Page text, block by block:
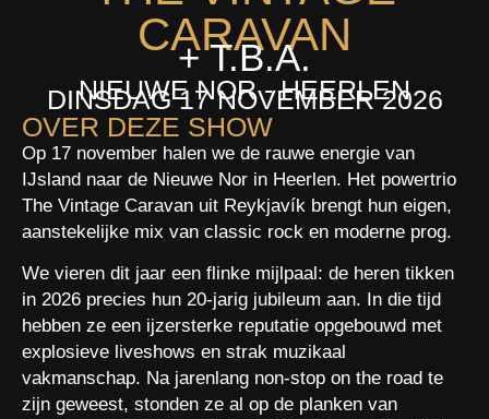
CARAVAN
+ T.B.A.
NIEUWE NOR - HEERLEN
DINSDAG 17 NOVEMBER 2026
OVER DEZE SHOW
Op 17 november halen we de rauwe energie van
IJsland naar de Nieuwe Nor in Heerlen. Het powertrio
The Vintage Caravan uit Reykjavík brengt hun eigen,
aanstekelijke mix van classic rock en moderne prog.
We vieren dit jaar een flinke mijlpaal: de heren tikken
in 2026 precies hun 20-jarig jubileum aan. In die tijd
hebben ze een ijzersterke reputatie opgebouwd met
explosieve liveshows en strak muzikaal
vakmanschap. Na jarenlang non-stop on the road te
zijn geweest, stonden ze al op de planken van